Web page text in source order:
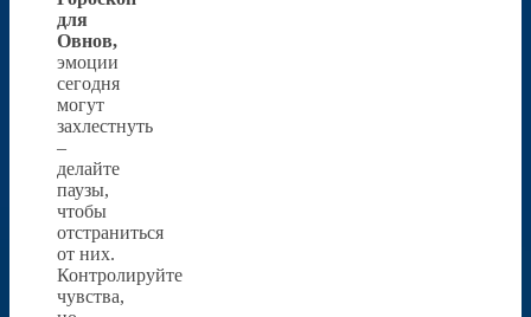
для
Овнов,
эмоции
сегодня
могут
захлестнуть
–
делайте
паузы,
чтобы
отстраниться
от них.
Контролируйте
чувства,